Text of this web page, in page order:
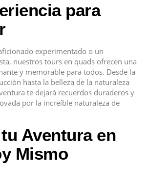
para
experimentado o un
nuestros tours en quads ofrecen una
y memorable para todos. Desde la
hasta la belleza de la naturaleza
te dejará recuerdos duraderos y
por la increíble naturaleza de
Aventura en
Mismo